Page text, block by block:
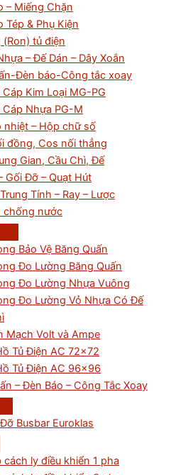
– Miếng Chặn
Tép & Phụ Kiện
(Ron) tủ điện
– Đế Dán – Dây Xoắn
Đèn báo-Công tắc xoay
Cáp Kim Loại MG-PG
Cáp Nhựa PG-M
nhiệt – Hộp chữ số
đồng, Cos nối thẳng
Gian, Cầu Chì, Đế
Gối Đỡ – Quạt Hút
Tính – Ray – Lược
chống nước
Bảo Vệ Băng Quấn
Đo Lường Băng Quấn
Đo Lường Nhựa Vuông
Đo Lường Vỏ Nhựa Có Đế
Mạch Volt và Ampe
Tủ Điện AC 72×72
Tủ Điện AC 96×96
– Đèn Báo – Công Tắc Xoay
Busbar Euroklas
cách ly điều khiển 1 pha